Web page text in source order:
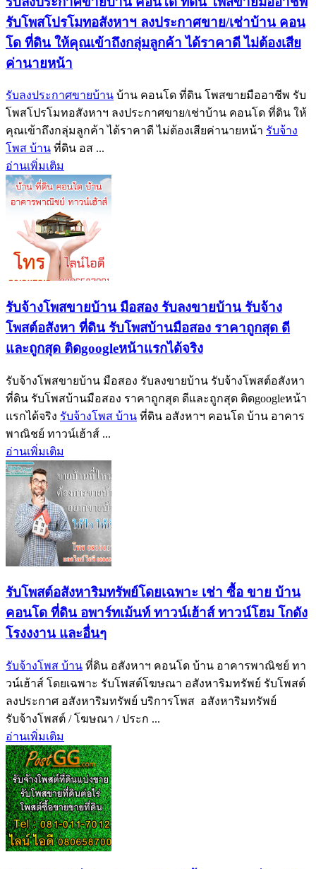
รับโพสโปรโมทอสังหาฯ ลงประกาศขาย/เช่าบ้าน คอน
โด ที่ดิน ให้คุณเข้าถึงกลุ่มลูกค้า ได้ราคาดี ไม่ต้องเสีย
ค่านายหน้า
รับลงประกาศขายบ้าน บ้าน คอนโด ที่ดิน โพสขายมืออาชีพ รับ
โพสโปรโมทอสังหาฯ ลงประกาศขาย/เช่าบ้าน คอนโด ที่ดิน ให้
คุณเข้าถึงกลุ่มลูกค้า ได้ราคาดี ไม่ต้องเสียค่านายหน้า รับจ้าง
โพส บ้าน ที่ดิน อส ...
อ่านเพิ่มเติม
รับจ้างโพสขายบ้าน มือสอง รับลงขายบ้าน รับจ้าง
โพสต์อสังหา ที่ดิน รับโพสบ้านมือสอง ราคาถูกสุด ดี
และถูกสุด ติดgoogleหน้าแรกได้จริง
รับจ้างโพสขายบ้าน มือสอง รับลงขายบ้าน รับจ้างโพสต์อสังหา
ที่ดิน รับโพสบ้านมือสอง ราคาถูกสุด ดีและถูกสุด ติดgoogleหน้า
แรกได้จริง รับจ้างโพส บ้าน ที่ดิน อสังหาฯ คอนโด บ้าน อาคาร
พาณิชย์ ทาวน์เฮ้าส์ ...
อ่านเพิ่มเติม
รับโพสต์อสังหาริมทรัพย์โดยเฉพาะ เช่า ซื้อ ขาย บ้าน
คอนโด ที่ดิน อพาร์ทเม้นท์ ทาวน์เฮ้าส์ ทาวน์โฮม โกดัง
โรงงงาน และอื่นๆ
รับจ้างโพส บ้าน ที่ดิน อสังหาฯ คอนโด บ้าน อาคารพาณิชย์ ทา
วน์เฮ้าส์ โดยเฉพาะ รับโพสต์โฆษณา อสังหาริมทรัพย์ รับโพสต์
ลงประกาศ อสังหาริมทรัพย์ บริการโพส อสังหาริมทรัพย์
รับจ้างโพสต์ / โฆษณา / ประก ...
อ่านเพิ่มเติม